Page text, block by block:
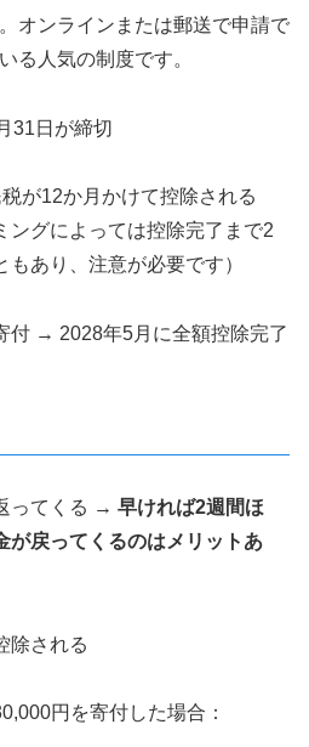
オンラインまたは郵送で申請で
る人気の制度です。
31日が締切
が12か月かけて控除される
ングによっては控除完了まで2
もあり、注意が必要です）
付 → 2028年5月に全額控除完了
ってくる →早ければ2週間ほ
が戻ってくるのはメリットあ
除される
円を寄付した場合：